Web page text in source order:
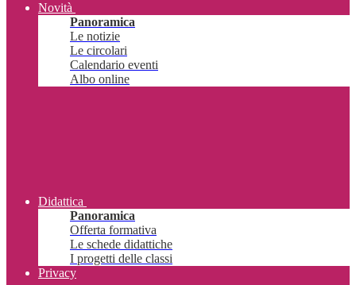
Novità
Panoramica
Le notizie
Le circolari
Calendario eventi
Albo online
Didattica
Panoramica
Offerta formativa
Le schede didattiche
I progetti delle classi
Privacy